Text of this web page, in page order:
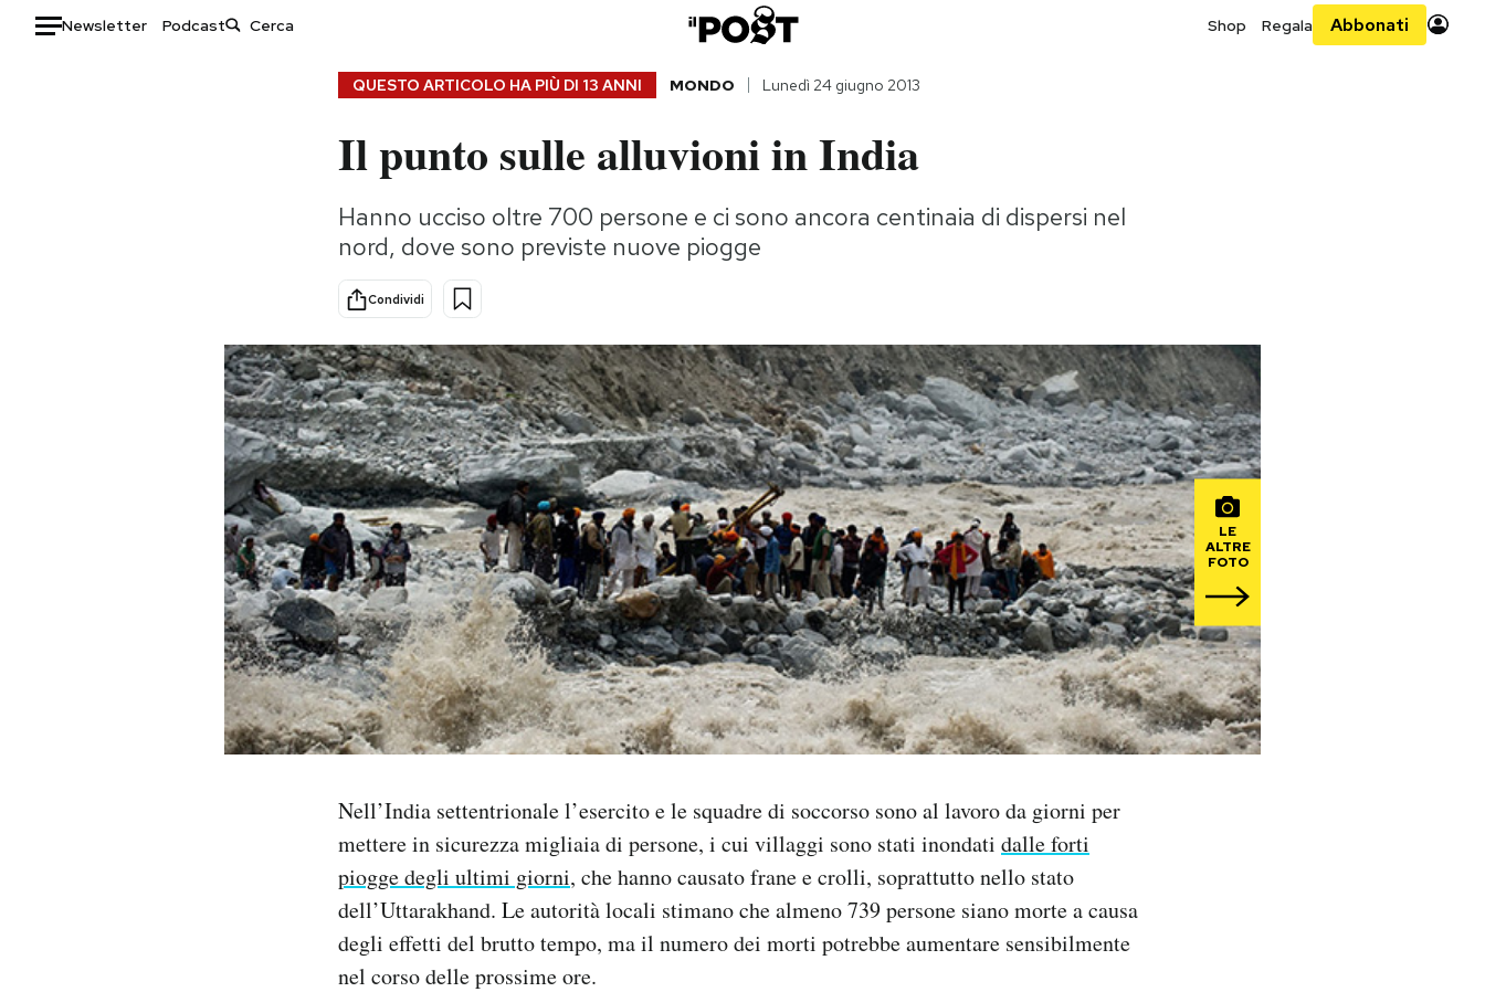
Newsletter Podcast Shop Regala Abbonati
Consumismi
Storie/Idee
Ok Boomer!
Media
Europa
Altrecose
Mondiali calcio 2026
QUESTO ARTICOLO HA PIÙ DI 13 ANNI MONDO Lunedì 24 giugno 2013
Il punto sulle alluvioni in India
Hanno ucciso oltre 700 persone e ci sono ancora centinaia di dispersi nel
nord, dove sono previste nuove piogge
Condividi
LE
ALTRE
FOTO
Nell’India settentrionale l’esercito e le squadre di soccorso sono al lavoro da giorni per
mettere in sicurezza migliaia di persone, i cui villaggi sono stati inondati dalle forti
piogge degli ultimi giorni, che hanno causato frane e crolli, soprattutto nello stato
dell’Uttarakhand. Le autorità locali stimano che almeno 739 persone siano morte a causa
degli effetti del brutto tempo, ma il numero dei morti potrebbe aumentare sensibilmente
nel corso delle prossime ore.